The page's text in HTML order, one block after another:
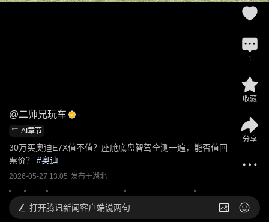
@二师兄玩车
AI章节
30万买奥迪E7X值不值？座舱底盘智驾全测一遍，能否值回
票价？
#奥迪
2026-05-27 13:05 发布于湖北
1
收藏
分享
打开腾讯新闻客户端说两句